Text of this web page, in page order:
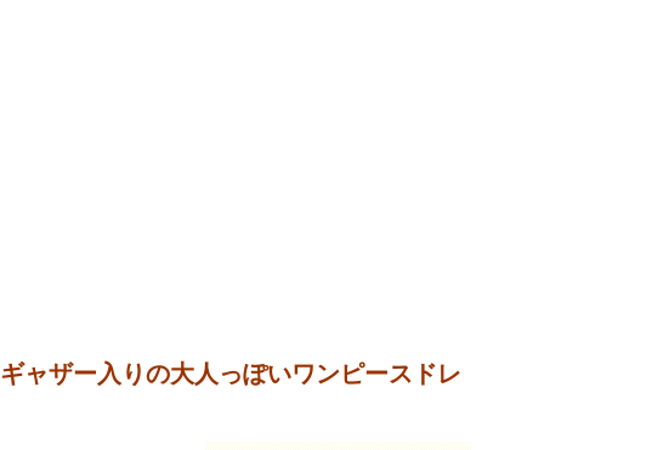
ャザー入りの大人っぽいワンピースドレ